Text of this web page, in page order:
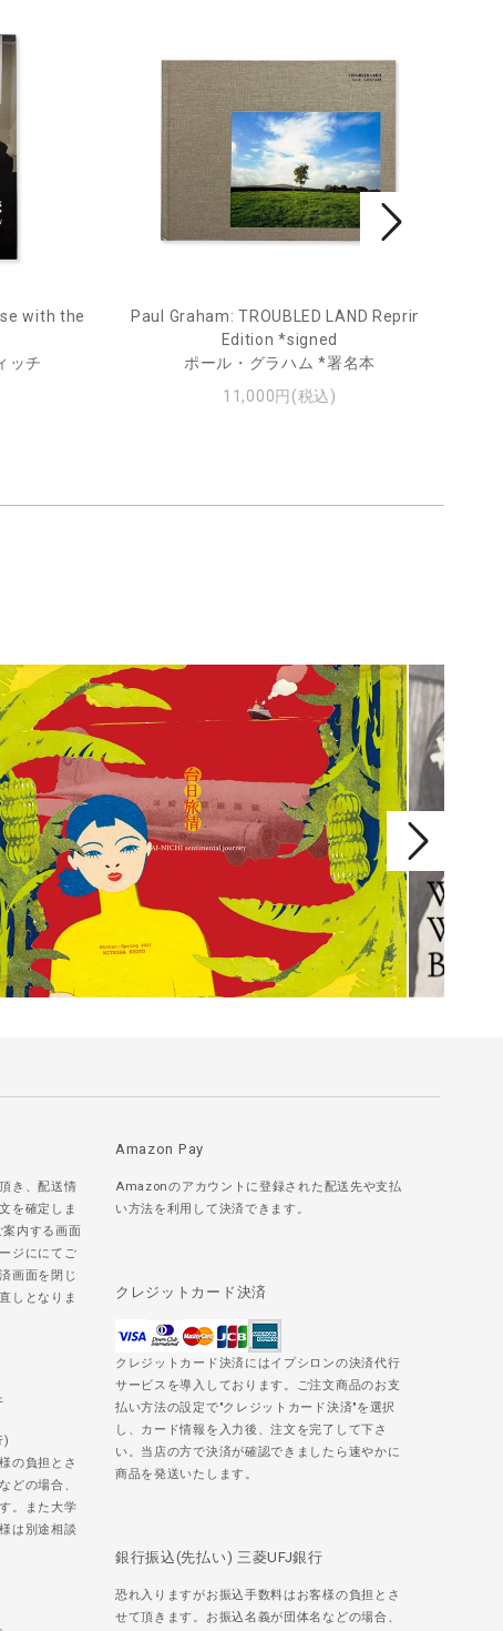
with the
ッチ
Paul Graham: TROUBLED LAND Reprint
Edition *signed
ポール・グラハム *署名本
11,000円(税込)
き、配送情
を確定しま
内する画面
ジににてご
画面を閉じ
しとなりま
Amazon Pay
Amazonのアカウントに登録された配送先や支払
い方法を利用して決済できます。
クレジットカード決済
クレジットカード決済にはイプシロンの決済代行
サービスを導入しております。ご注文商品のお支
払い方法の設定で"クレジットカード決済"を選択
し、カード情報を入力後、注文を完了して下さ
い。当店の方で決済が確認できましたら速やかに
商品を発送いたします。
)
の負担とさ
どの場合、
。また大学
は別途相談
銀行振込(先払い) 三菱UFJ銀行
恐れ入りますがお振込手数料はお客様の負担とさ
せて頂きます。お振込名義が団体名などの場合、